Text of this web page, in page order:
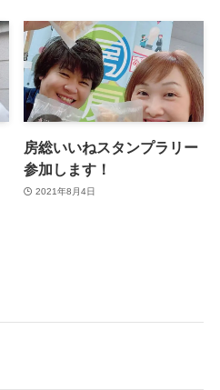
房総いいねスタンプラリー
参加します！
2021年8月4日